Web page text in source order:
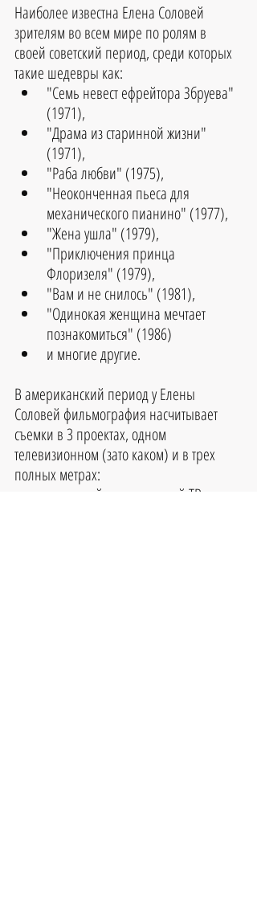
Наиболее известна Елена Соловей
зрителям во всем мире по ролям в
своей советский период, среди которых
такие шедевры как:
"Семь невест ефрейтора Збруева"
(1971),
"Драма из старинной жизни"
(1971),
"Раба любви" (1975),
"Неоконченная пьеса для
механического пианино" (1977),
"Жена ушла" (1979),
"Приключения принца
Флоризеля" (1979),
"Вам и не снилось" (1981),
"Одинокая женщина мечтает
познакомиться" (1986)
и многие другие.
В американский период у Елены
Соловей фильмография насчитывает
съемки в 3 проектах, одном
телевизионном (зато каком) и в трех
полных метрах:
культовый американский ТВ